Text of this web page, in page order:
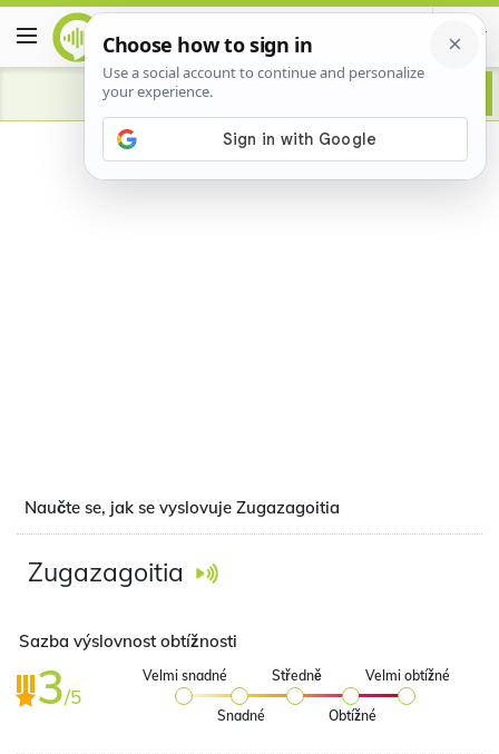
Advertisement
Naučte se, jak se vyslovuje Zugazagoitia
Zugazagoitia
Sazba výslovnost obtížnosti
3/5
Velmi snadné
Snadné
Středně
Obtížné
Velmi obtížné